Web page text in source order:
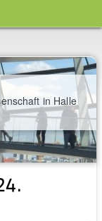
in Halle